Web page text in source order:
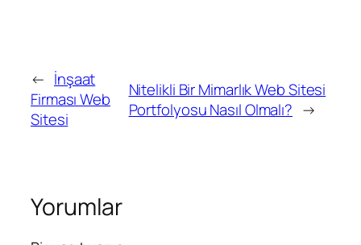
← İnşaat
Firması Web
Sitesi
Nitelikli Bir Mimarlık Web Sitesi
Portfolyosu Nasıl Olmalı? →
Yorumlar